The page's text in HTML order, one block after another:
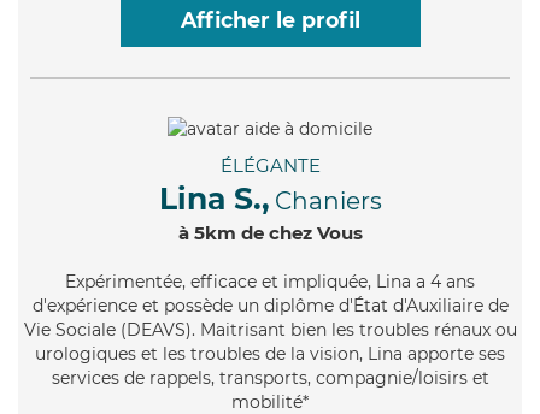
Afficher le profil
ÉLÉGANTE
Lina S., Chaniers
à 5km de chez Vous
Expérimentée, efficace et impliquée, Lina a 4 ans
d'expérience et possède un diplôme d'État d'Auxiliaire de
Vie Sociale (DEAVS). Maitrisant bien les troubles rénaux ou
urologiques et les troubles de la vision, Lina apporte ses
services de rappels, transports, compagnie/loisirs et
mobilité*